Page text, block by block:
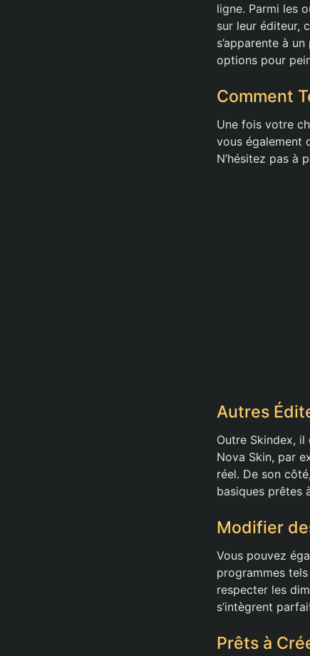
ligne. Parmi les
sur leur éditeur,
s’apparente à
options pour
Comment
Une fois votre
vous également
N’hésitez pas à
Autres
Outre Skindex, il
Nova Skin, par
réel. De son
basiques prêtes
Modifier
Vous pouvez
programmes
respecter les
s’intègrent
Prêts à